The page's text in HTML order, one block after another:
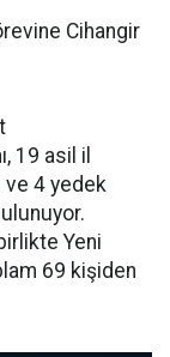
Cihangir
19 asil il
4 yedek
Yeni
69 kişiden